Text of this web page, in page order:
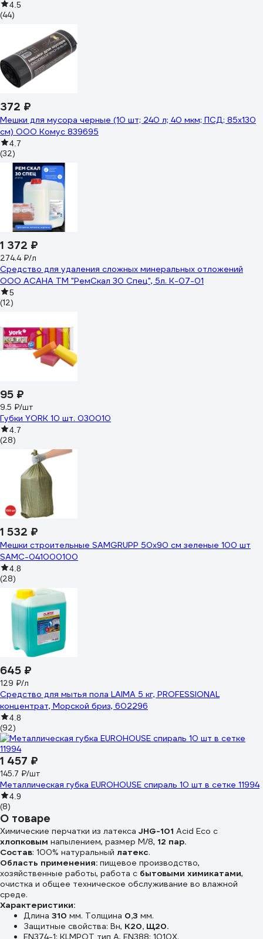
4.5
(44)
372 ₽
Мешки для мусора черные (10 шт; 240 л; 40 мкм; ПСД; 85x130
см) ООО Комус 839695
4.7
(32)
1 372 ₽
274.4 ₽/л
Средство для удаления сложных минеральных отложений
ООО АСАНА ТМ "РемСкал 30 Спец", 5л. К-07-01
5
(12)
95 ₽
9.5 ₽/шт
Губки YORK 10 шт. 030010
4.7
(28)
1 532 ₽
Мешки строительные SAMGRUPP 50x90 см зеленые 100 шт
SAMC-041000100
4.8
(28)
645 ₽
129 ₽/л
Средство для мытья пола LAIMA 5 кг, PROFESSIONAL
концентрат, Морской бриз, 602296
4.8
(92)
1 457 ₽
145.7 ₽/шт
Металлическая губка EUROHOUSE спираль 10 шт в сетке 11994
4.9
(8)
О товаре
Химические перчатки из латекса JHG-101 Acid Eco с
хлопковым напылением, размер М/8, 12 пар.
Состав: 100% натуральный латекс.
Область применения: пищевое производство,
хозяйственные работы, работа с бытовыми химикатами,
очистка и общее техническое обслуживание во влажной
среде.
Характеристики:
Длина 310 мм. Толщина 0,3 мм.
Защитные свойства: Вн, К20, Щ20.
EN374-1: KLMPOT тип А, EN388: 1010X.